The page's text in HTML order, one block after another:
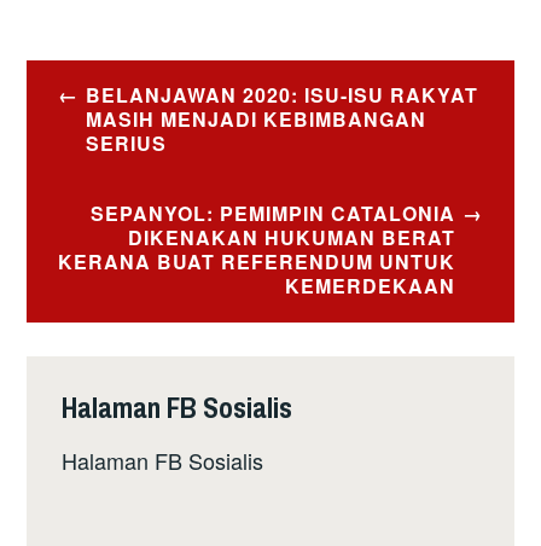
Post
navigation
BELANJAWAN 2020: ISU-ISU RAKYAT
MASIH MENJADI KEBIMBANGAN
SERIUS
SEPANYOL: PEMIMPIN CATALONIA
DIKENAKAN HUKUMAN BERAT
KERANA BUAT REFERENDUM UNTUK
KEMERDEKAAN
Halaman FB Sosialis
Halaman FB Sosialis